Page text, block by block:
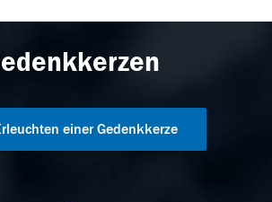
einer Gedenkkerze